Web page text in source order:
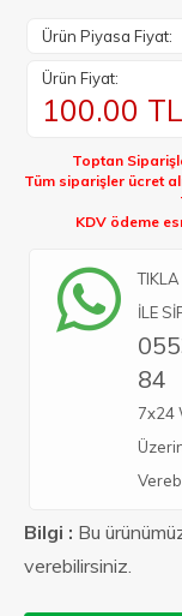
Ürün Piyasa Fiyat:
Ürün Fiyat:
100.00 TL
Toptan
Tüm siparişler ücret
KDV ödeme
İLE
84
7x24
Bilgi : Bu
verebilirsiniz.